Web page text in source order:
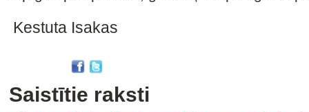
Kestuta Isakas
Saistītie raksti